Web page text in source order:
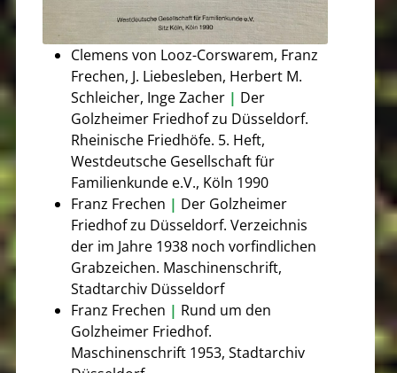
Clemens von Looz-Corswarem, Franz
Frechen, J. Liebesleben, Herbert M.
Schleicher, Inge Zacher | Der
Golzheimer Friedhof zu Düsseldorf.
Rheinische Friedhöfe. 5. Heft,
Westdeutsche Gesellschaft für
Familienkunde e.V., Köln 1990
Franz Frechen | Der Golzheimer
Friedhof zu Düsseldorf. Verzeichnis
der im Jahre 1938 noch vorfindlichen
Grabzeichen. Maschinenschrift,
Stadtarchiv Düsseldorf
Franz Frechen | Rund um den
Golzheimer Friedhof.
Maschinenschrift 1953, Stadtarchiv